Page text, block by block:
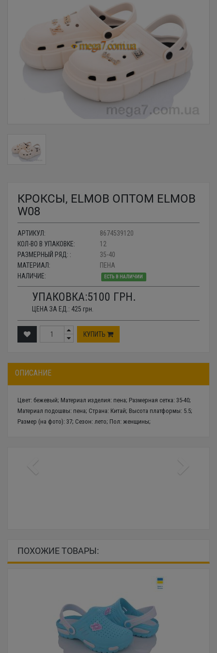
КРОКСЫ, ELMOB ОПТОМ ELMOB
W08
АРТИКУЛ:
8674539120
КОЛ-ВО В УПАКОВКЕ:
12
РАЗМЕРНЫЙ РЯД: :
35-40
МАТЕРИАЛ:
ПЕНА
НАЛИЧИЕ:
ЕСТЬ В НАЛИЧИИ
УПАКОВКА:5100 ГРН.
ЦЕНА ЗА ЕД.: 425 грн.
КУПИТЬ
ОПИСАНИЕ
Цвет: бежевый; Материал изделия: пена; Размерная сетка: 35-40;
Материал подошвы: пена; Страна: Китай; Высота платформы: 5.5;
Размер (на фото): 37; Сезон: лето; Пол: женщины;
ПОХОЖИЕ ТОВАРЫ: